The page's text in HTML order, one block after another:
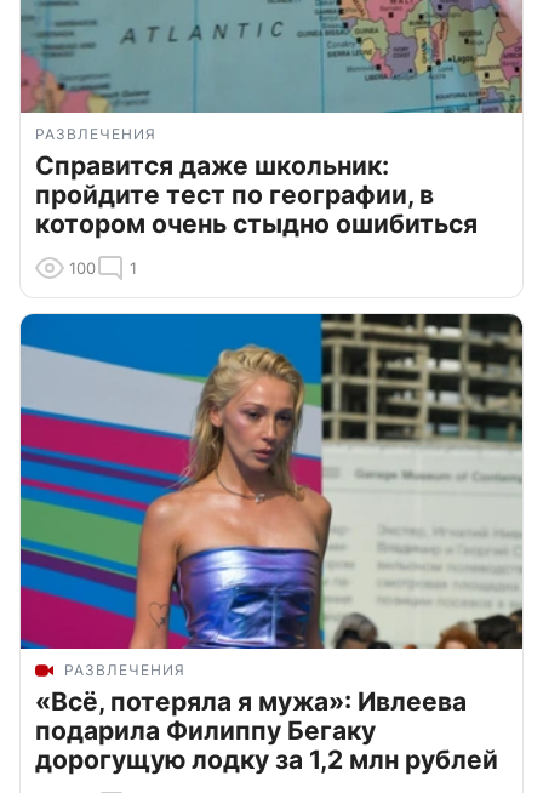
РАЗВЛЕЧЕНИЯ
Справится даже школьник:
пройдите тест по географии, в
котором очень стыдно ошибиться
100 1
РАЗВЛЕЧЕНИЯ
«Всё, потеряла я мужа»: Ивлеева
подарила Филиппу Бегаку
дорогущую лодку за 1,2 млн рублей